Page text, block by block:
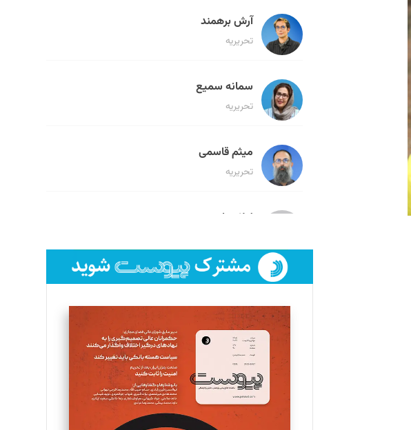
آرش برهمند
تحریریه
سمانه سمیع
تحریریه
میثم قاسمی
تحریریه
لیلا حنارود
فائزه فتحی رستمی
تحریریه
سروش کرمیان
تحریریه
مینا پاکدل